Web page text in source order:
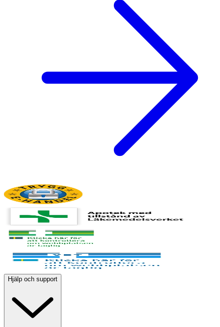
Hjälp och support